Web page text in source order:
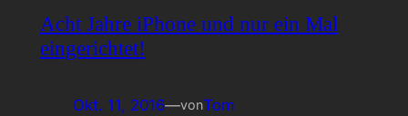
Acht Jahre iPhone und nur ein Mal
eingerichtet!
Okt. 11, 2016—vonTom